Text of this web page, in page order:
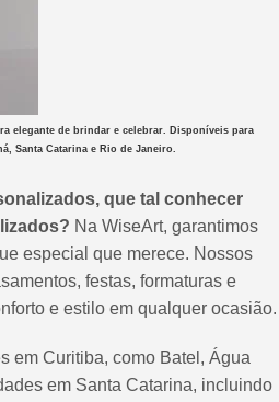
elegante de brindar e celebrar. Disponíveis para
Santa Catarina e Rio de Janeiro.
que tal conhecer
Na WiseArt, garantimos
especial que merece. Nossos
festas, formaturas e
e estilo em qualquer ocasião.
em Curitiba, como Batel, Água
em Santa Catarina, incluindo